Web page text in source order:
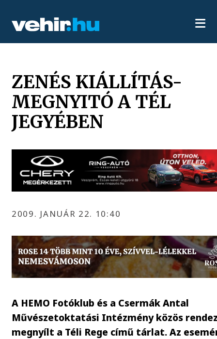
ZENÉS KIÁLLÍTÁS-
MEGNYITÓ A TÉL
JEGYÉBEN
2009. JANUÁR 22. 10:40
A HEMO Fotóklub és a Csermák Antal
Művészetoktatási Intézmény közös
megnyílt a Téli Rege című tárlat. Az